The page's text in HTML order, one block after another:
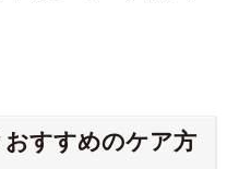
すすめのケア方